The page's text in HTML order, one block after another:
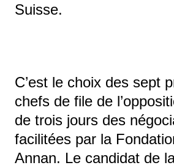
Suisse.
C’est le choix des sept
chefs de file de
de trois jours des
facilitées par la
Annan. Le candidat de